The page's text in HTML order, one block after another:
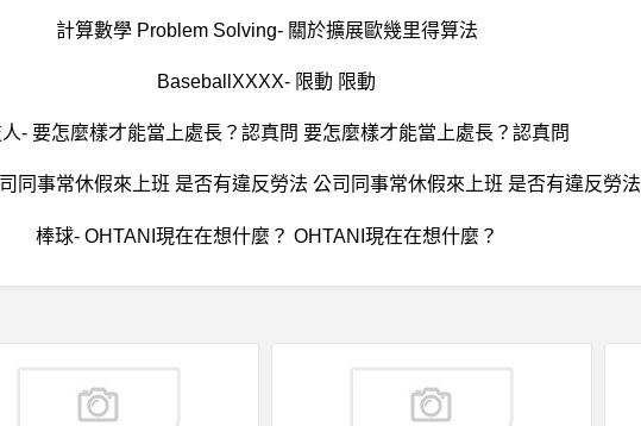
計算數學 Problem Solving- 關於擴展歐幾里得算法
BaseballXXXX- 限動 限動
- 要怎麼樣才能當上處長？認真問 要怎麼樣才能當上處長？認真問
同事常休假來上班 是否有違反勞法 公司同事常休假來上班 是否有違反勞法
棒球- OHTANI現在在想什麼？ OHTANI現在在想什麼？